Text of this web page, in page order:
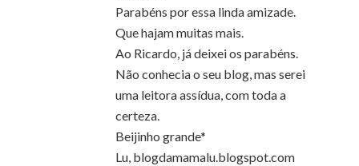
Parabéns por essa linda amizade.
Que hajam muitas mais.
Ao Ricardo, já deixei os parabéns.
Não conhecia o seu blog, mas serei
uma leitora assídua, com toda a
certeza.
Beijinho grande*
Lu, blogdamamalu.blogspot.com